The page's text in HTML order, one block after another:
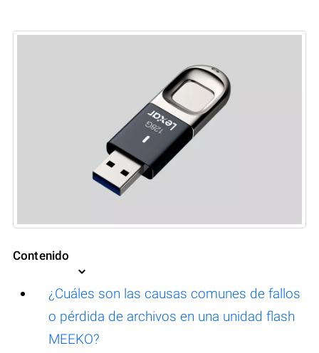
Contenido
¿Cuáles son las causas comunes de fallos
o pérdida de archivos en una unidad flash
MEEKO?